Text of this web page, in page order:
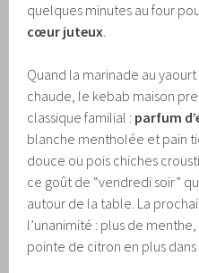
quelques minutes au four
cœur juteux.
Quand la marinade au
chaude, le kebab maison
classique familial : parfum
blanche mentholée et pain
douce ou pois chiches
ce goût de “vendredi soir”
autour de la table. La
l’unanimité : plus de
pointe de citron en plus dans